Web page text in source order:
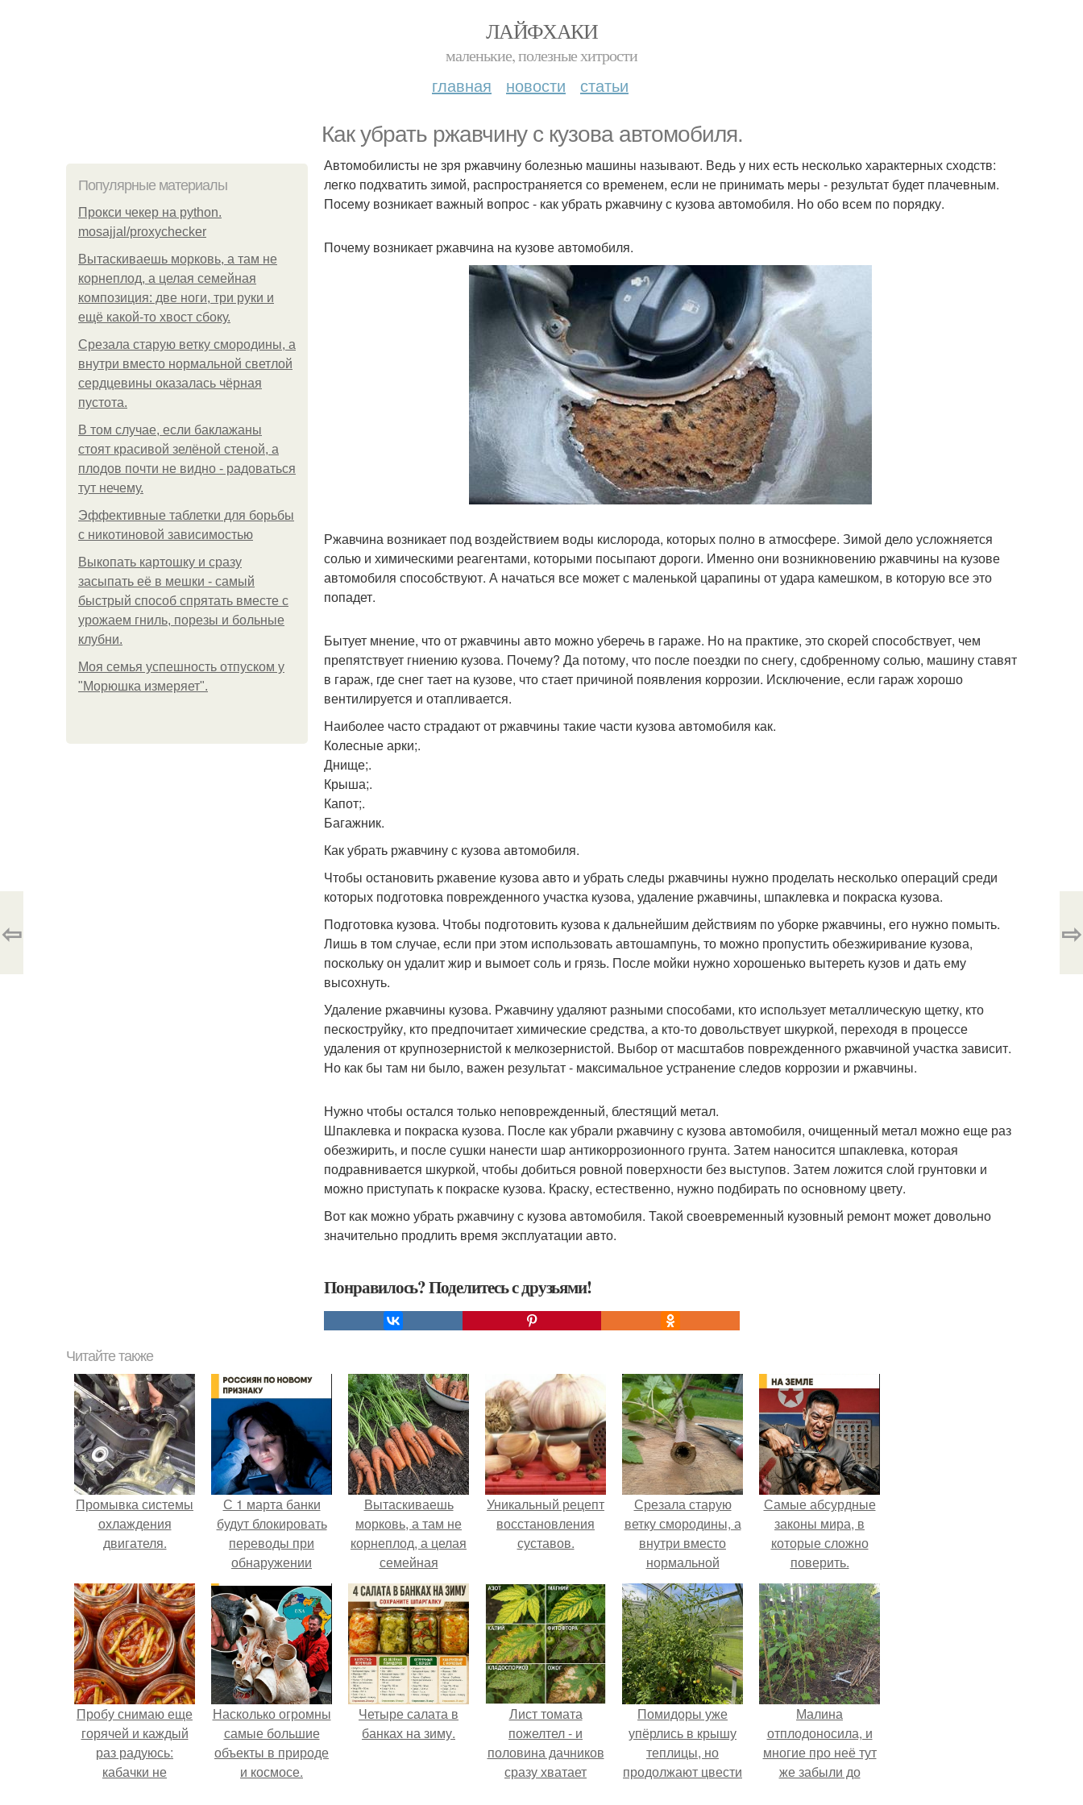
ЛАЙФХАКИ
маленькие, полезные хитрости
главная новости статьи
Как убрать ржавчину с кузова автомобиля.
Популярные материалы
Прокси чекер на python.
mosajjal/proxychecker
Вытаскиваешь морковь, а там не
корнеплод, а целая семейная
композиция: две ноги, три руки и
ещё какой-то хвост сбоку.
Срезала старую ветку смородины, а
внутри вместо нормальной светлой
сердцевины оказалась чёрная
пустота.
В том случае, если баклажаны
стоят красивой зелёной стеной, а
плодов почти не видно - радоваться
тут нечему.
Эффективные таблетки для борьбы
с никотиновой зависимостью
Выкопать картошку и сразу
засыпать её в мешки - самый
быстрый способ спрятать вместе с
урожаем гниль, порезы и больные
клубни.
Моя семья успешность отпуском у
"Морюшка измеряет".
Автомобилисты не зря ржавчину болезнью машины называют. Ведь у них есть несколько характерных сходств:
легко подхватить зимой, распространяется со временем, если не принимать меры - результат будет плачевным.
Посему возникает важный вопрос - как убрать ржавчину с кузова автомобиля. Но обо всем по порядку.
Почему возникает ржавчина на кузове автомобиля.
Ржавчина возникает под воздействием воды кислорода, которых полно в атмосфере. Зимой дело усложняется
солью и химическими реагентами, которыми посыпают дороги. Именно они возникновению ржавчины на кузове
автомобиля способствуют. А начаться все может с маленькой царапины от удара камешком, в которую все это
попадет.
Бытует мнение, что от ржавчины авто можно уберечь в гараже. Но на практике, это скорей способствует, чем
препятствует гниению кузова. Почему? Да потому, что после поездки по снегу, сдобренному солью, машину ставят
в гараж, где снег тает на кузове, что стает причиной появления коррозии. Исключение, если гараж хорошо
вентилируется и отапливается.
Наиболее часто страдают от ржавчины такие части кузова автомобиля как.
Колесные арки;.
Днище;.
Крыша;.
Капот;.
Багажник.
Как убрать ржавчину с кузова автомобиля.
Чтобы остановить ржавение кузова авто и убрать следы ржавчины нужно проделать несколько операций среди
которых подготовка поврежденного участка кузова, удаление ржавчины, шпаклевка и покраска кузова.
Подготовка кузова. Чтобы подготовить кузова к дальнейшим действиям по уборке ржавчины, его нужно помыть.
Лишь в том случае, если при этом использовать автошампунь, то можно пропустить обезжиривание кузова,
поскольку он удалит жир и вымоет соль и грязь. После мойки нужно хорошенько вытереть кузов и дать ему
высохнуть.
Удаление ржавчины кузова. Ржавчину удаляют разными способами, кто использует металлическую щетку, кто
пескоструйку, кто предпочитает химические средства, а кто-то довольствует шкуркой, переходя в процессе
удаления от крупнозернистой к мелкозернистой. Выбор от масштабов поврежденного ржавчиной участка зависит.
Но как бы там ни было, важен результат - максимальное устранение следов коррозии и ржавчины.
Нужно чтобы остался только неповрежденный, блестящий метал.
Шпаклевка и покраска кузова. После как убрали ржавчину с кузова автомобиля, очищенный метал можно еще раз
обезжирить, и после сушки нанести шар антикоррозионного грунта. Затем наносится шпаклевка, которая
подравнивается шкуркой, чтобы добиться ровной поверхности без выступов. Затем ложится слой грунтовки и
можно приступать к покраске кузова. Краску, естественно, нужно подбирать по основному цвету.
Вот как можно убрать ржавчину с кузова автомобиля. Такой своевременный кузовный ремонт может довольно
значительно продлить время эксплуатации авто.
Понравилось? Поделитесь с друзьями!
⇦ ⇨
Читайте также
Промывка системы
охлаждения
двигателя.
С 1 марта банки
будут блокировать
переводы при
обнаружении
вируса.
Вытаскиваешь
морковь, а там не
корнеплод, а целая
семейная
композиция: две
ноги, три руки и
ещё какой-то хвост
сбоку.
Уникальный рецепт
восстановления
суставов.
Срезала старую
ветку смородины, а
внутри вместо
нормальной
светлой
сердцевины
оказалась чёрная
пустота.
Самые абсурдные
законы мира, в
которые сложно
поверить.
Пробу снимаю еще
горячей и каждый
раз радуюсь:
кабачки не
Насколько огромны
самые большие
объекты в природе
и космосе.
Четыре салата в
банках на зиму.
Лист томата
пожелтел - и
половина дачников
сразу хватает
Помидоры уже
упёрлись в крышу
теплицы, но
продолжают цвести
Малина
отплодоносила, и
многие про неё тут
же забыли до